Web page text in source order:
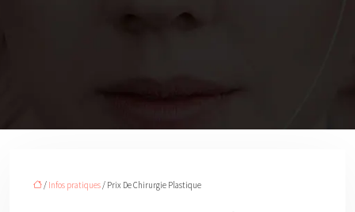
/ Infos pratiques/ Prix De Chirurgie Plastique